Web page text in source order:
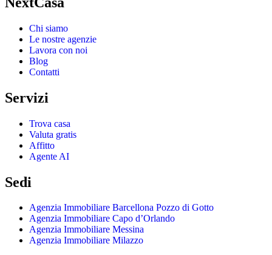
Chi siamo
Le nostre agenzie
Lavora con noi
Blog
Contatti
Servizi
Trova casa
Valuta gratis
Affitto
Agente AI
Sedi
Agenzia Immobiliare Barcellona Pozzo di Gotto
Agenzia Immobiliare Capo d’Orlando
Agenzia Immobiliare Messina
Agenzia Immobiliare Milazzo